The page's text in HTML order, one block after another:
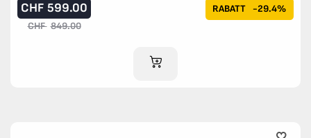
RABATT -29.4%
CHF 599.00
CHF 849.00
IM WARENKORB